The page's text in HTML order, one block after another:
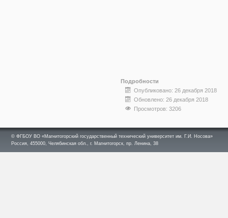
Подробности
Опубликовано: 26 декабря 2018
Обновлено: 26 декабря 2018
Просмотров: 3206
© ФГБОУ ВО «Магнитогорский государственный технический университет им. Г.И. Носова»
Россия, 455000, Челябинская обл., г. Магнитогорск, пр. Ленина, 38